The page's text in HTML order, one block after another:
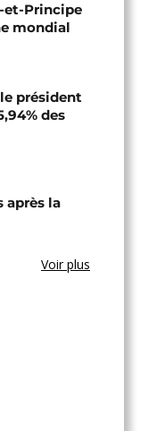
et-Principe
mondial
président
des
après la
Voir plus